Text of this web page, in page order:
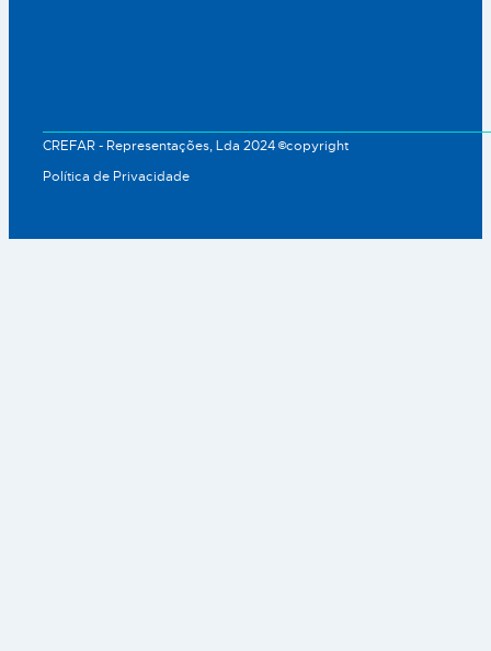
CREFAR - Representações, Lda 2024 ©copyright
Política de Privacidade